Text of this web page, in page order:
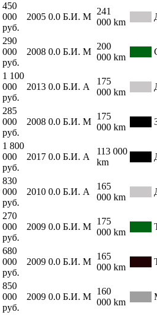
450
000
руб.
2005 0.0 Б.И. М
241
000 km
290
000
руб.
2008 0.0 Б.И. М
200
000 km
1 100
000
руб.
2013 0.0 Б.И. А
175
000 km
285
000
руб.
2008 0.0 Б.И. М
175
000 km
1 800
000
руб.
2017 0.0 Б.И. А
113 000
km
830
000
руб.
2010 0.0 Б.И. А
165
000 km
270
000
руб.
2009 0.0 Б.И. М
175
000 km
680
000
руб.
2009 0.0 Б.И. М
165
000 km
850
000
руб.
2009 0.0 Б.И. М
160
000 km